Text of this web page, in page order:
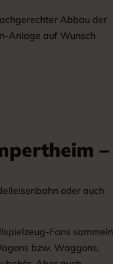
Abbau der
Anlage auf Wunsch
–
oder auch
Fans sammeln
bzw. Waggons,